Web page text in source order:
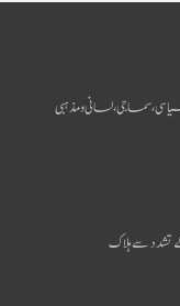
،سماجی ،لسانی و مذہبی
تشدد سے ہلاک